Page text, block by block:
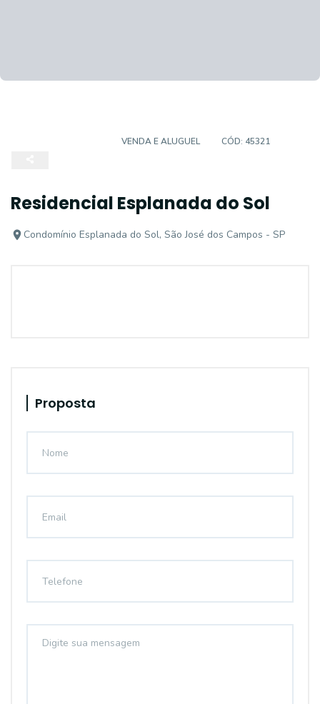
VENDA E ALUGUEL CÓD: 45321
Residencial Esplanada do Sol
Condomínio Esplanada do Sol, São José dos Campos - SP
Proposta